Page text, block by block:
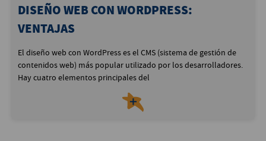
DISEÑO WEB CON WORDPRESS:
VENTAJAS
El diseño web con WordPress es el CMS (sistema de gestión de
contenidos web) más popular utilizado por los desarrolladores.
Hay cuatro elementos principales del
＋